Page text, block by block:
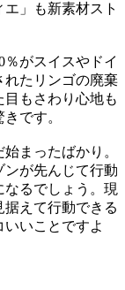
」も新素材スト
がスイスやドイ
れたリンゴの廃棄
もさわり心地も
です。
まったばかり。
ンが先んじて行動
るでしょう。現
えて行動できる
いことですよ